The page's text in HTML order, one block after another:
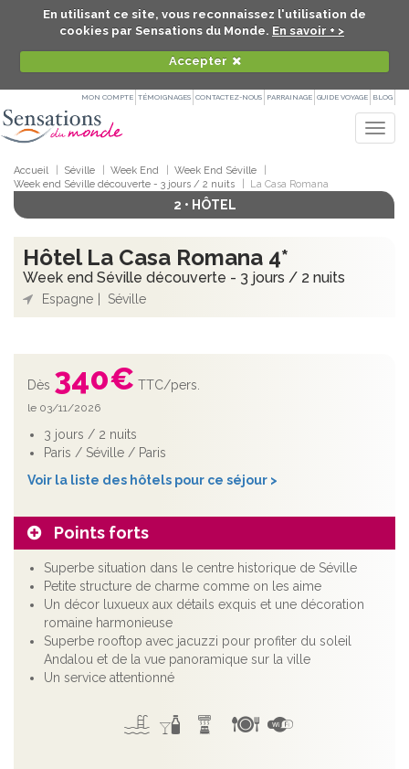
En utilisant ce site, vous reconnaissez l'utilisation de
cookies par Sensations du Monde. En savoir + >
Accepter
MON COMPTE TÉMOIGNAGES CONTACTEZ-NOUS PARRAINAGE GUIDE VOYAGE BLOG
Accueil Séville Week End
Week End Séville
Week end Séville découverte - 3 jours / 2 nuits
La Casa Romana
2 • HÔTEL
Hôtel La Casa Romana 4*
Week end Séville découverte - 3 jours / 2 nuits
Espagne Séville
Dès 340€ TTC/pers.
le 03/11/2026
3 jours / 2 nuits
Paris / Séville / Paris
Voir la liste des hôtels pour ce séjour >
Points forts
Superbe situation dans le centre historique de Séville
Petite structure de charme comme on les aime
Un décor luxueux aux détails exquis et une décoration
romaine harmonieuse
Superbe rooftop avec jacuzzi pour profiter du soleil
Andalou et de la vue panoramique sur la ville
Un service attentionné